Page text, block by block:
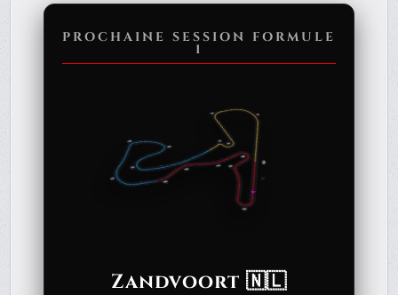
PROCHAINE SESSION FORMULE
1
Zandvoort 🇳🇱